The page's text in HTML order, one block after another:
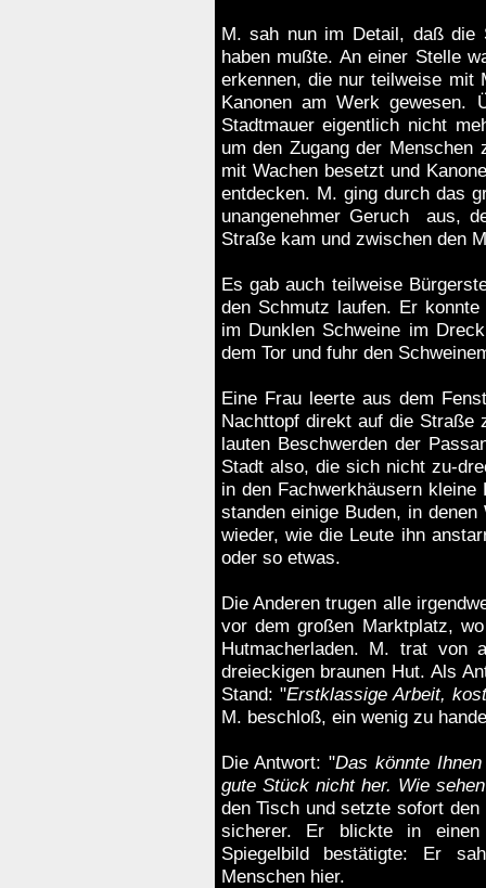
M. sah nun im Detail, daß die
haben mußte. An einer Stelle
erkennen, die nur teilweise mit
Kanonen am Werk gewesen.
Stadtmauer eigentlich nicht
um den Zugang der
mit Wachen besetzt und
entdecken. M. ging durch das
unangenehmer Geruch aus,
Straße kam und zwischen den
Es gab auch teilweise
den Schmutz laufen. Er
im Dunklen Schweine im
dem Tor und fuhr den
Eine Frau leerte aus dem
Nachttopf direkt auf die Straße
lauten Beschwerden der
Stadt also, die sich nicht zu-
in den Fachwerkhäusern
standen einige Buden, in
wieder, wie die Leute ihn
oder so etwas.
Die Anderen trugen alle
vor dem großen Marktplatz,
Hutmacherladen. M. trat von
dreieckigen braunen Hut. Als
Stand: "Erstklassige Arbeit,
M. beschloß, ein wenig zu
Die Antwort: "Das könnte
gute Stück nicht her. Wie
den Tisch und setzte sofort
sicherer. Er blickte in einen
Spiegelbild bestätigte: Er
Menschen hier.